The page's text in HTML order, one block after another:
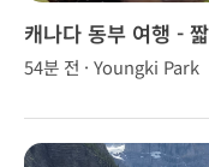
캐나다 동부 여행 -
54분 전 · Youngki Park